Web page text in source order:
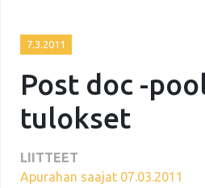
7.3.2011
Post doc -
tulokset
LIITTEET
Apurahan saajat 07.03.2011